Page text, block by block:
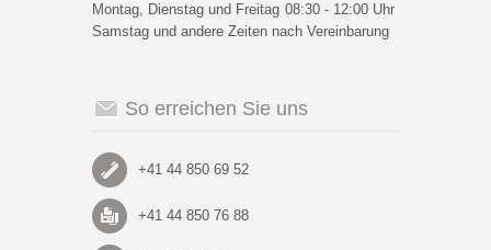
Montag, Dienstag und Freitag 08:30 - 12:00 Uhr
Samstag und andere Zeiten nach Vereinbarung
So erreichen Sie uns
+41 44 850 69 52
+41 44 850 76 88